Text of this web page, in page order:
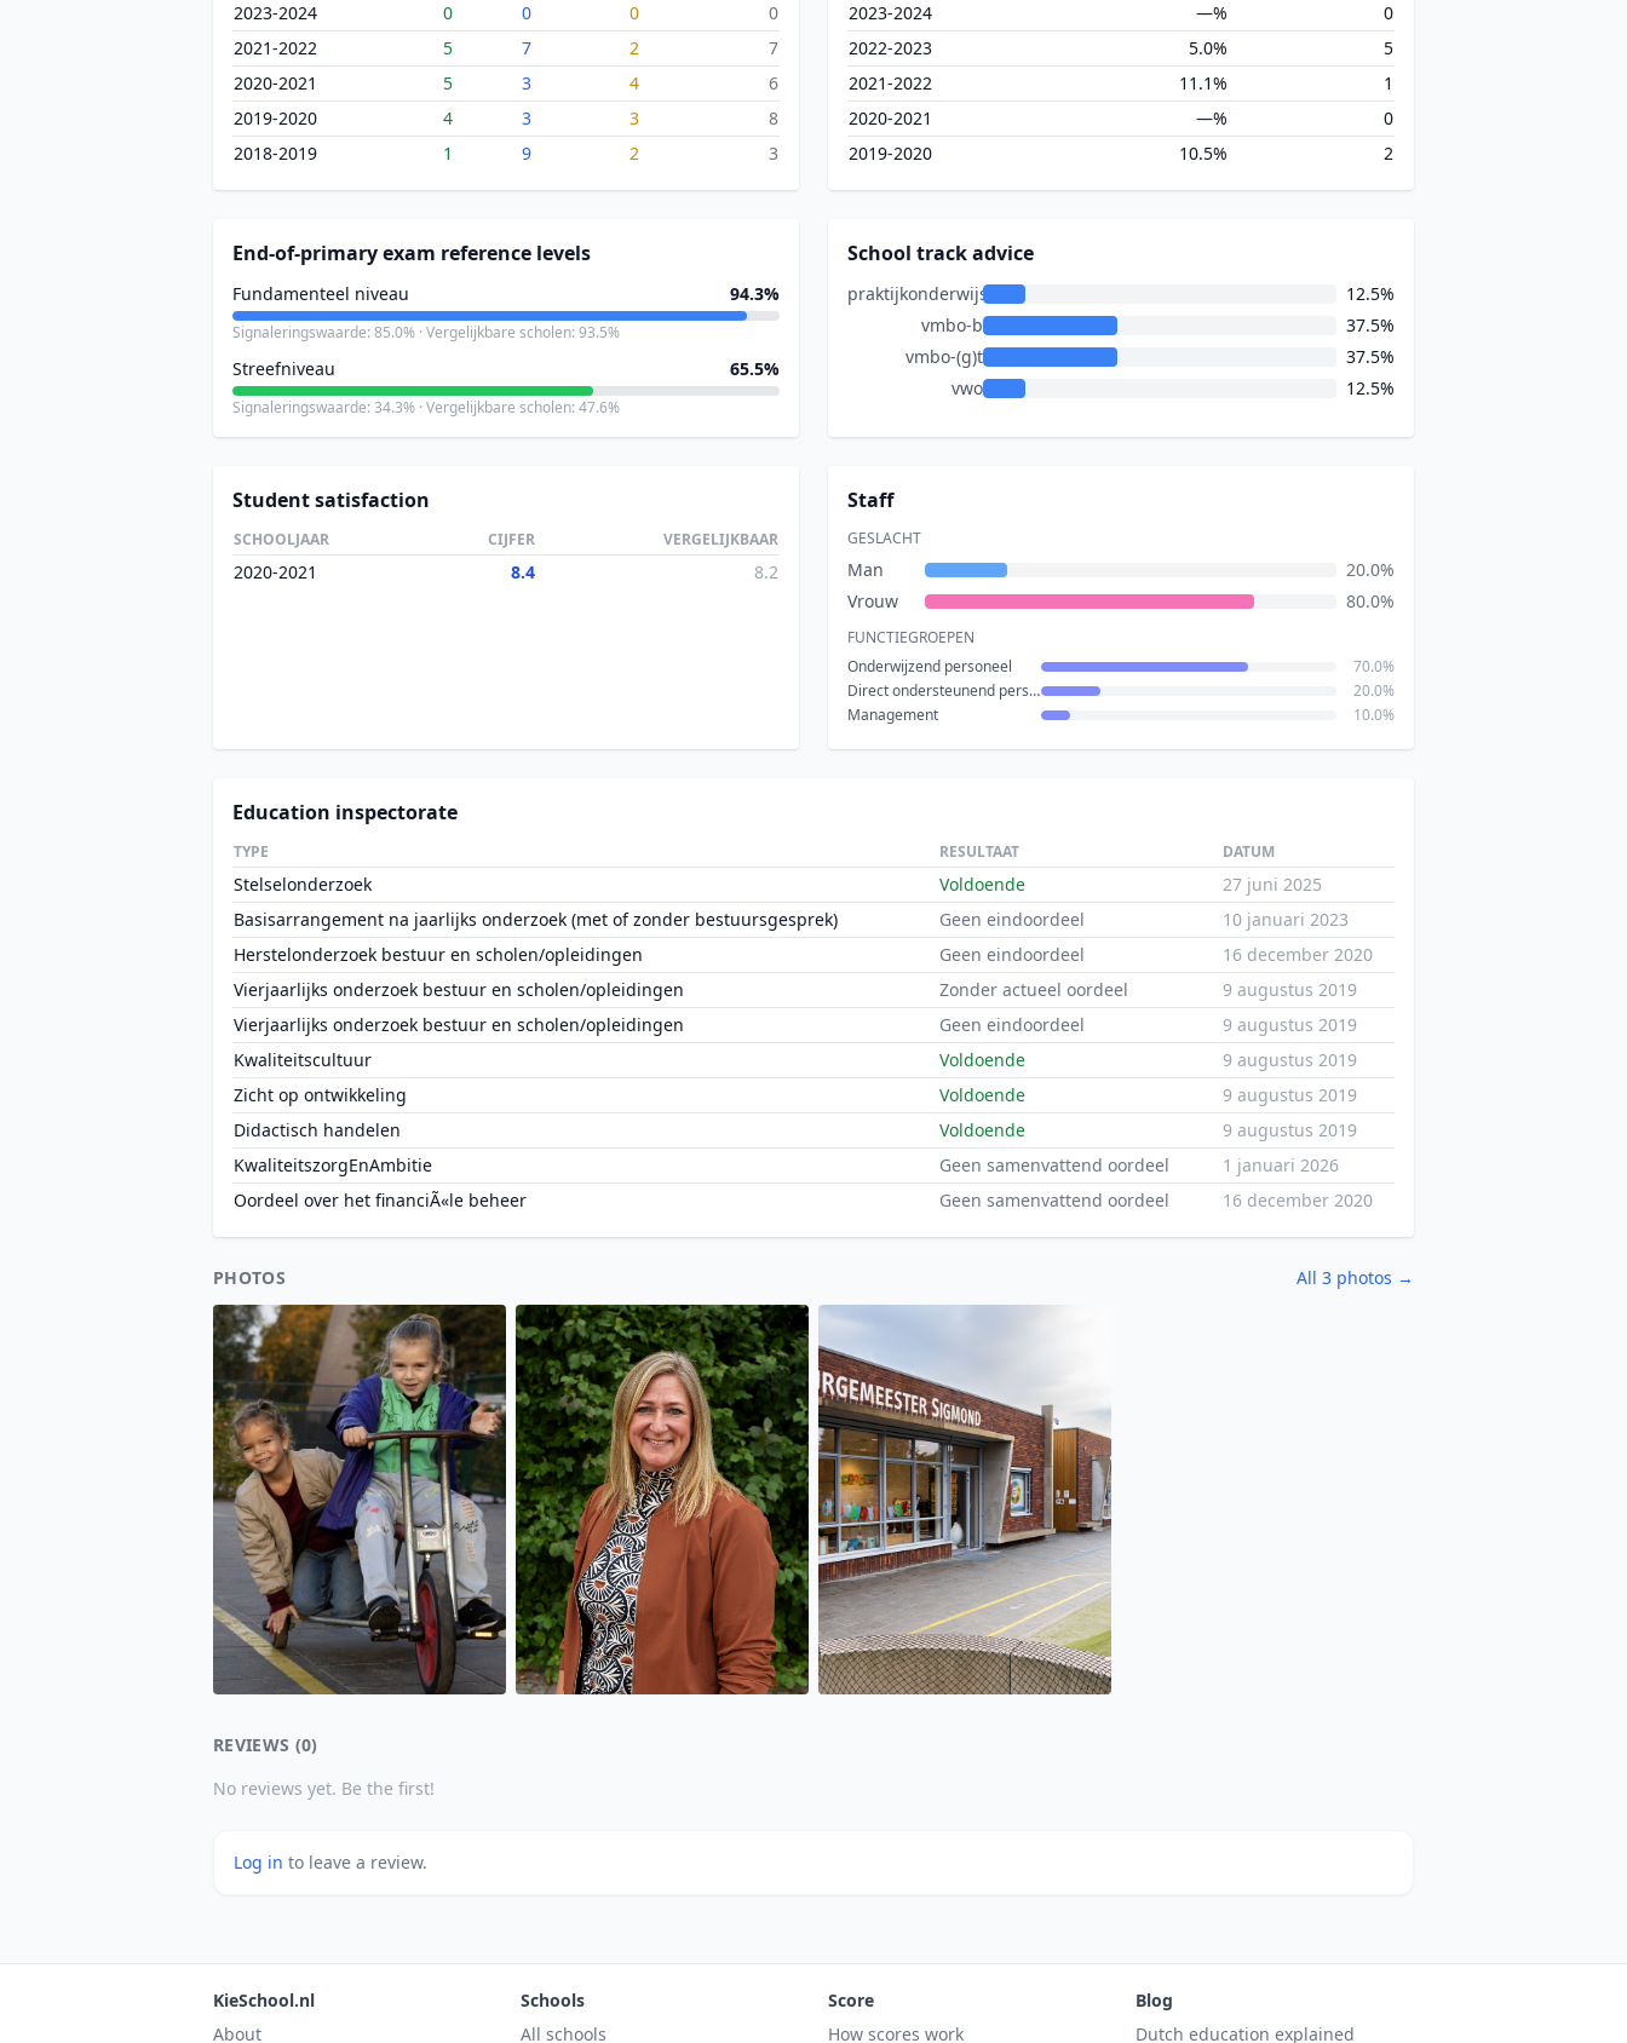
2023-2024
0 0 0
0
2021-2022
5 7 2
7
2020-2021
5 3 4
6
2019-2020
4 3 3
8
2018-2019
1 9 2 3
2023-2024
—%
0
2022-2023
5.0%
5
2021-2022
11.1%
1
2020-2021
—%
0
2019-2020
10.5% 2
End-of-primary exam reference levels
Fundamenteel niveau 94.3%
Signaleringswaarde: 85.0% · Vergelijkbare scholen: 93.5%
Streefniveau 65.5%
Signaleringswaarde: 34.3% · Vergelijkbare scholen: 47.6%
School track advice
praktijkonderwijs
12.5%
vmbo-b
37.5%
vmbo-(g)t
37.5%
vwo
12.5%
Student satisfaction
SCHOOLJAAR CIJFER VERGELIJKBAAR
2020-2021 8.4 8.2
Staff
GESLACHT
Man
20.0%
Vrouw
80.0%
FUNCTIEGROEPEN
Onderwijzend personeel
70.0%
Direct ondersteunend personeel
20.0%
Management
10.0%
Education inspectorate
TYPE RESULTAAT DATUM
Stelselonderzoek Voldoende
27 juni 2025
Basisarrangement na jaarlijks onderzoek (met of zonder bestuursgesprek)
Geen eindoordeel
10 januari 2023
Herstelonderzoek bestuur en scholen/opleidingen
Geen eindoordeel
16 december 2020
Vierjaarlijks onderzoek bestuur en scholen/opleidingen
Zonder actueel oordeel
9 augustus 2019
Vierjaarlijks onderzoek bestuur en scholen/opleidingen
Geen eindoordeel
9 augustus 2019
Kwaliteitscultuur
Voldoende
9 augustus 2019
Zicht op ontwikkeling
Voldoende
9 augustus 2019
Didactisch handelen
Voldoende
9 augustus 2019
KwaliteitszorgEnAmbitie
Geen samenvattend oordeel
1 januari 2026
Oordeel over het financiÃ«le beheer
Geen samenvattend oordeel 16 december 2020
PHOTOS All 3 photos →
REVIEWS (0)
No reviews yet. Be the first!
Log in to leave a review.
KieSchool.nl
About
Schools
All schools
Score
How scores work
Blog
Dutch education explained